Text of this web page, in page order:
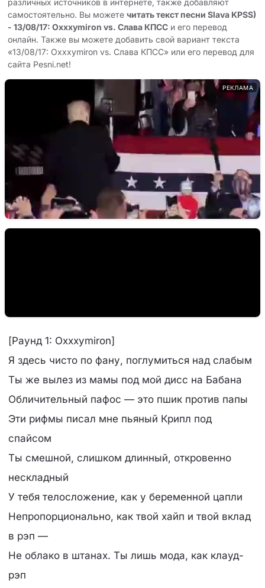
самостоятельно. Вы можете читать текст песни Slava KPSS)
- 13/08/17: Oxxxymiron vs. Слава КПСС и его перевод
онлайн. Также вы можете добавить свой вариант текста
«13/08/17: Oxxxymiron vs. Слава КПСС» или его перевод для
сайта Pesni.net!
РЕКЛАМА
[Раунд 1: Oxxxymiron]
Я здесь чисто по фану, поглумиться над слабым
Ты же вылез из мамы под мой дисс на Бабана
Обличительный пафос — это пшик против папы
Эти рифмы писал мне пьяный Крипл под
спайсом
Ты смешной, слишком длинный, откровенно
нескладный
У тебя телосложение, как у беременной цапли
Непропорционально, как твой хайп и твой вклад
в рэп —
Не облако в штанах. Ты лишь мода, как клауд-
рэп